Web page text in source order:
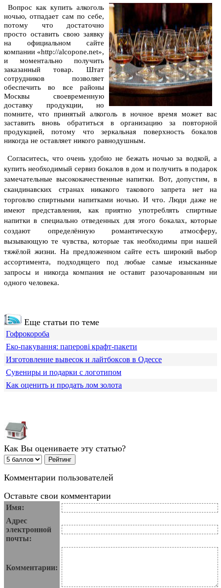
Вопрос как купить алкоголь
ночью, отпадает сам по себе,
потому что достаточно
просто оставить свою заявку
на официальном сайте
компании «http://alcopone.net»,
и моментально получить
заказанный товар. Штат
сотрудников позволяет
обеспечить во все районы
Москвы своевременную
доставку продукции, но
помните, что принятый алкоголь в ночное время может вас
заставить вновь обратиться в организацию за повторной
продукцией, потому что зеркальная поверхность бокалов
никогда не оставляет никого равнодушным.
Согласитесь, что очень удобно не бежать ночью за водкой, а
купить необходимый сервиз бокалов в дом и получить в подарок
замечательные высококачественные напитки.
Вот, допустим, в
скандинавских странах никакого такового запрета нет на
торговлю спиртными напитками ночью. И что. Люди даже не
имеют представления, как приятно употреблять спиртные
напитки в специально отведенных для этого бокалах, которые
создают определённую романтическую атмосферу,
вызывающую те чувства, которые так необходимы при нашей
тяжёлой жизни. На предложенном сайте есть широкий выбор
ассортимента, подходящего под любые самые изысканные
запросы и никогда компания не оставит разочарованным ни
одного человека.
Еще статьи по теме
Гофрокороба
Еко-пакування: паперові крафт-пакети
Изготовление вывесок и лайтбоксов в Одессе
Сувениры и подарки с логотипом
Как оценить и продать лом золота
Как Вы оцениваете эту статью?
Комментарии пользователей
Оставьте свои комментарии
Имя:
Адрес
электронной
почты:
Комментарии: